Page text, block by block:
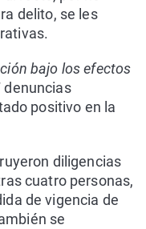
delito, se les
bajo los efectos
denuncias
positivo en la
diligencias
cuatro personas,
de vigencia de
se